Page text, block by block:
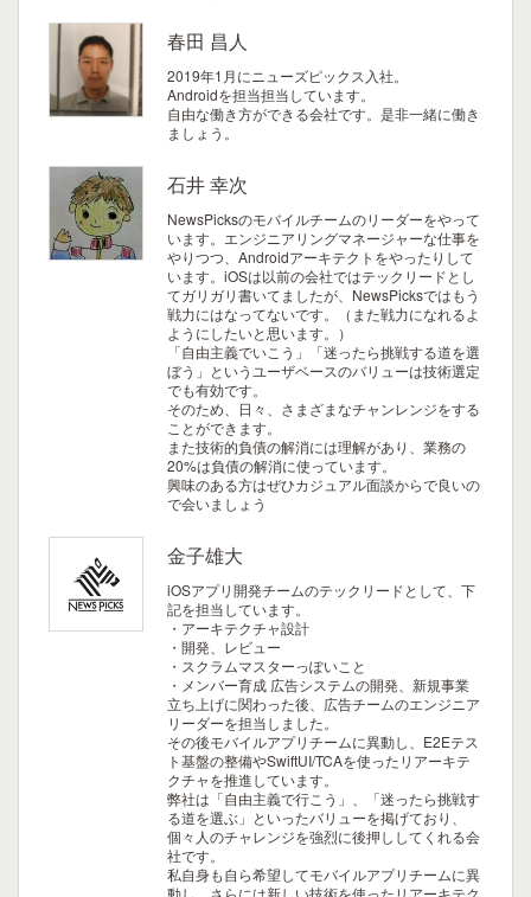
春田 昌人
2019年1月にニューズピックス入社。
Androidを担当担当しています。
自由な働き方ができる会社です。是非一緒に働き
ましょう。
石井 幸次
NewsPicksのモバイルチームのリーダーをやって
います。エンジニアリングマネージャーな仕事を
やりつつ、Androidアーキテクトをやったりして
います。iOSは以前の会社ではテックリードとし
てガリガリ書いてましたが、NewsPicksではもう
戦力にはなってないです。（また戦力になれるよ
ようにしたいと思います。）
「自由主義でいこう」「迷ったら挑戦する道を選
ぼう」というユーザベースのバリューは技術選定
でも有効です。
そのため、日々、さまざまなチャンレンジをする
ことができます。
また技術的負債の解消には理解があり、業務の
20%は負債の解消に使っています。
興味のある方はぜひカジュアル面談からで良いの
で会いましょう
金子雄大
iOSアプリ開発チームのテックリードとして、下
記を担当しています。
・アーキテクチャ設計
・開発、レビュー
・スクラムマスターっぽいこと
・メンバー育成 広告システムの開発、新規事業
立ち上げに関わった後、広告チームのエンジニア
リーダーを担当しました。
その後モバイルアプリチームに異動し、E2Eテス
ト基盤の整備やSwiftUI/TCAを使ったリアーキテ
クチャを推進しています。
弊社は「自由主義で行こう」、「迷ったら挑戦す
る道を選ぶ」といったバリューを掲げており、
個々人のチャレンジを強烈に後押ししてくれる会
社です。
私自身も自ら希望してモバイルアプリチームに異
動し、さらには新しい技術を使ったリアーキテク